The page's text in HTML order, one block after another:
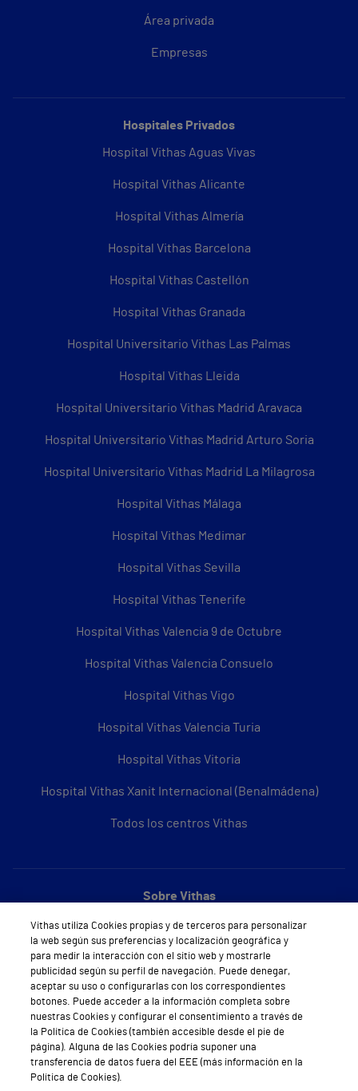
Área privada
Empresas
Hospitales Privados
Hospital Vithas Aguas Vivas
Hospital Vithas Alicante
Hospital Vithas Almería
Hospital Vithas Barcelona
Hospital Vithas Castellón
Hospital Vithas Granada
Hospital Universitario Vithas Las Palmas
Hospital Vithas Lleida
Hospital Universitario Vithas Madrid Aravaca
Hospital Universitario Vithas Madrid Arturo Soria
Hospital Universitario Vithas Madrid La Milagrosa
Hospital Vithas Málaga
Hospital Vithas Medimar
Hospital Vithas Sevilla
Hospital Vithas Tenerife
Hospital Vithas Valencia 9 de Octubre
Hospital Vithas Valencia Consuelo
Hospital Vithas Vigo
Hospital Vithas Valencia Turia
Hospital Vithas Vitoria
Hospital Vithas Xanit Internacional (Benalmádena)
Todos los centros Vithas
Sobre Vithas
Quiénes somos
Trabajar en Vithas
Teléfono Cita Médica
Teléfono Atención al Cliente
Política de seguridad y salud en el trabajo
Vithas utiliza Cookies propias y de terceros para personalizar
la web según sus preferencias y localización geográfica y
para medir la interacción con el sitio web y mostrarle
publicidad según su perfil de navegación. Puede denegar,
aceptar su uso o configurarlas con los correspondientes
botones. Puede acceder a la información completa sobre
nuestras Cookies y configurar el consentimiento a través de
la Política de Cookies (también accesible desde el pie de
página). Alguna de las Cookies podría suponer una
transferencia de datos fuera del EEE (más información en la
Política de Cookies).